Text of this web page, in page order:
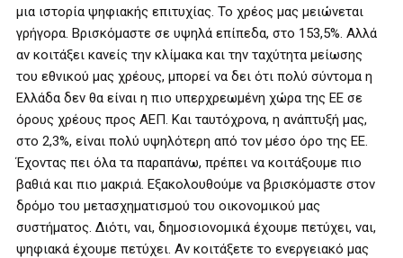
μια ιστορία ψηφιακής επιτυχίας. Το χρέος μας μειώνεται
γρήγορα. Βρισκόμαστε σε υψηλά επίπεδα, στο 153,5%. Αλλά
αν κοιτάξει κανείς την κλίμακα και την ταχύτητα μείωσης
του εθνικού μας χρέους, μπορεί να δει ότι πολύ σύντομα η
Ελλάδα δεν θα είναι η πιο υπερχρεωμένη χώρα της ΕΕ σε
όρους χρέους προς ΑΕΠ. Και ταυτόχρονα, η ανάπτυξή μας,
στο 2,3%, είναι πολύ υψηλότερη από τον μέσο όρο της ΕΕ.
Έχοντας πει όλα τα παραπάνω, πρέπει να κοιτάξουμε πιο
βαθιά και πιο μακριά. Εξακολουθούμε να βρισκόμαστε στον
δρόμο του μετασχηματισμού του οικονομικού μας
συστήματος. Διότι, ναι, δημοσιονομικά έχουμε πετύχει, ναι,
ψηφιακά έχουμε πετύχει. Αν κοιτάξετε το ενεργειακό μας